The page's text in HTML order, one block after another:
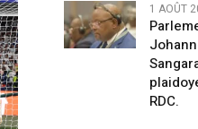
1 AOÛT
RDC.